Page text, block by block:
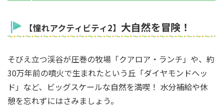
【憧れアクティビティ2】 大自然を冒険！
そびえ立つ渓谷が圧巻の牧場「クアロア・ランチ」や、約
30万年前の噴火で生まれたという丘「ダイヤモンドヘッ
ド」など、ビッグスケールな自然を満喫！ 水分補給や休
憩を忘れずにはさみましょう。